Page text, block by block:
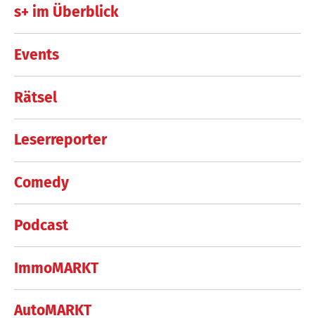
s+ im Überblick
Events
Rätsel
Leserreporter
Comedy
Podcast
ImmoMARKT
AutoMARKT